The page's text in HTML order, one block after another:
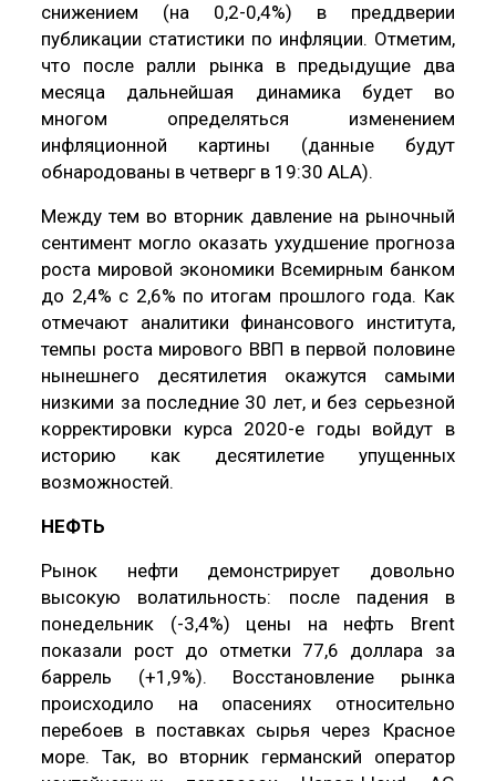
снижением (на 0,2-0,4%) в преддверии
публикации статистики по инфляции. Отметим,
что после ралли рынка в предыдущие два
месяца дальнейшая динамика будет во
многом определяться изменением
инфляционной картины (данные будут
обнародованы в четверг в 19:30 ALA).
Между тем во вторник давление на рыночный
сентимент могло оказать ухудшение прогноза
роста мировой экономики Всемирным банком
до 2,4% с 2,6% по итогам прошлого года. Как
отмечают аналитики финансового института,
темпы роста мирового ВВП в первой половине
нынешнего десятилетия окажутся самыми
низкими за последние 30 лет, и без серьезной
корректировки курса 2020-е годы войдут в
историю как десятилетие упущенных
возможностей.
НЕФТЬ
Рынок нефти демонстрирует довольно
высокую волатильность: после падения в
понедельник (-3,4%) цены на нефть Brent
показали рост до отметки 77,6 доллара за
баррель (+1,9%). Восстановление рынка
происходило на опасениях относительно
перебоев в поставках сырья через Красное
море. Так, во вторник германский оператор